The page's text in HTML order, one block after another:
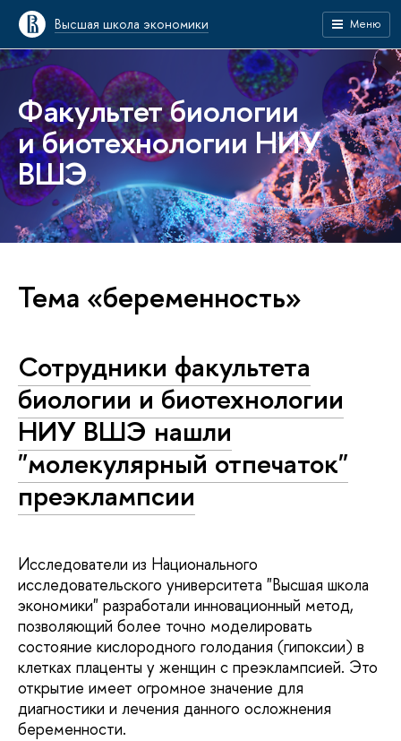
Высшая школа экономики Меню
Факультет биологии
и биотехнологии НИУ
ВШЭ
Тема «беременность»
Сотрудники факультета
биологии и биотехнологии
НИУ ВШЭ нашли
"молекулярный отпечаток"
преэклампсии
Исследователи из Национального
исследовательского университета "Высшая школа
экономики" разработали инновационный метод,
позволяющий более точно моделировать
состояние кислородного голодания (гипоксии) в
клетках плаценты у женщин с преэклампсией. Это
открытие имеет огромное значение для
диагностики и лечения данного осложнения
беременности.